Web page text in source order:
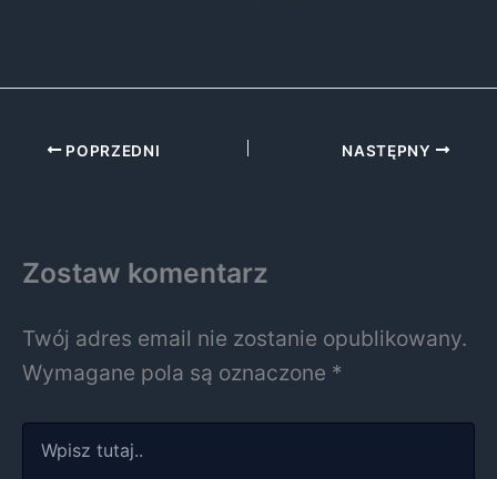
POPRZEDNI NASTĘPNY
Zostaw komentarz
Twój adres email nie zostanie opublikowany.
Wymagane pola są oznaczone *
tutaj..